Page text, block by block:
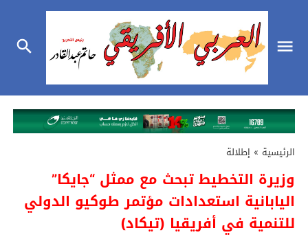
الرئيسية » إطلالة
وزيرة التخطيط تبحث مع ممثل “جايكا”
اليابانية استعدادات مؤتمر طوكيو الدولي
للتنمية في أفريقيا (تيكاد)